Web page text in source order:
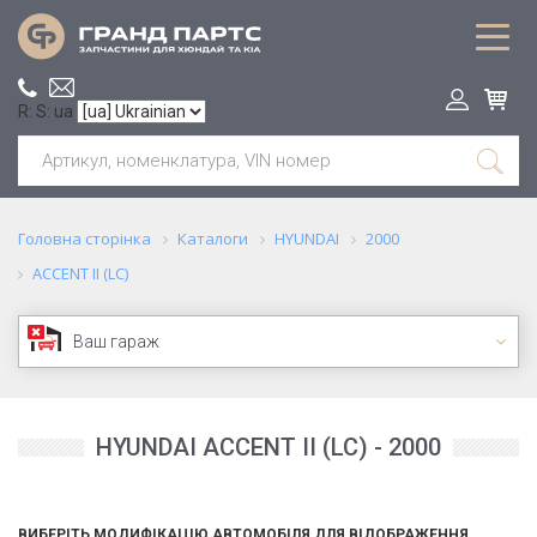
R: S: ua
Головна сторінка Каталоги HYUNDAI
2000
ACCENT II (LC)
Ваш гараж
HYUNDAI ACCENT II (LC) - 2000